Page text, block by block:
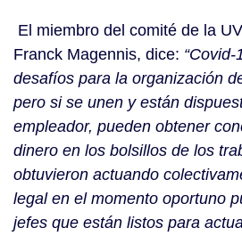
El miembro del comité de la
Franck Magennis, dice:
desafíos para la organización
pero si se unen y están
empleador, pueden obtener
dinero en los bolsillos de los
obtuvieron actuando
legal en el momento oportuno
jefes que están listos para